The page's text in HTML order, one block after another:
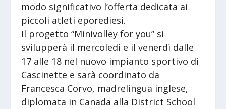
modo significativo l’offerta dedicata ai
piccoli atleti eporediesi.
Il progetto “Minivolley for you” si
svilupperà il mercoledì e il venerdì dalle
17 alle 18 nel nuovo impianto sportivo di
Cascinette e sarà coordinato da
Francesca Corvo, madrelingua inglese,
diplomata in Canada alla District School